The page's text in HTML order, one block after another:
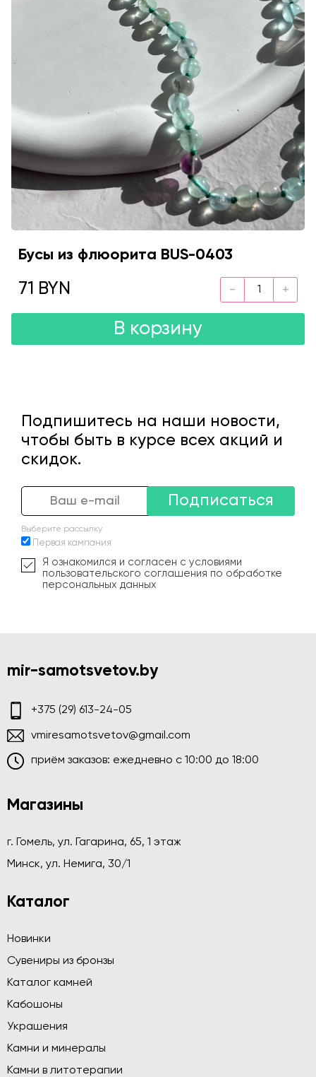
Бусы из флюорита BUS-0403
71 BYN
В корзину
Подпишитесь на наши новости,
чтобы быть в курсе всех акций и
скидок.
Подписаться
Выберите рассылку
Первая кампания
Я ознакомился и согласен с условиями
пользовательского соглашения по обработке
персональных данных
mir-samotsvetov.by
+375 (29) 613-24-05
vmiresamotsvetov@gmail.com
приём заказов: ежедневно c 10:00 до 18:00
Магазины
г. Гомель, ул. Гагарина, 65, 1 этаж
Минск, ул. Немига, 30/1
Каталог
Новинки
Сувениры из бронзы
Каталог камней
Кабошоны
Украшения
Камни и минералы
Камни в литотерапии